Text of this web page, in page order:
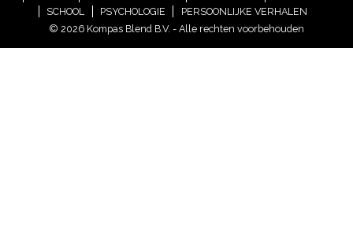
SCHOOL
PSYCHOLOGIE
PERSOONLIJKE VERHALEN
© 2026 Kompas Blend B.V. - Alle rechten voorbehouden